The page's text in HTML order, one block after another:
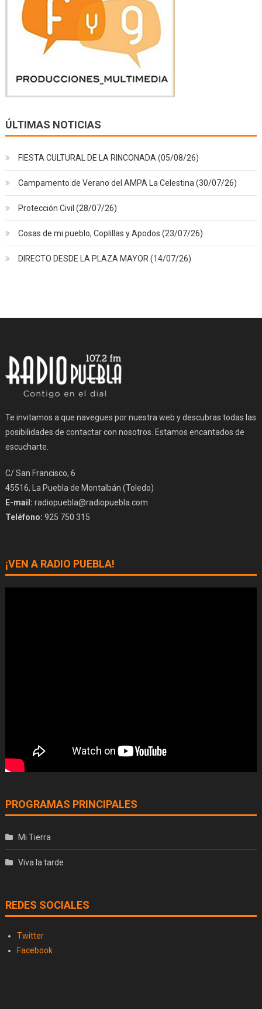
ÚLTIMAS NOTICIAS
FIESTA CULTURAL DE LA RINCONADA (05/08/26)
Campamento de Verano del AMPA La Celestina (30/07/26)
Protección Civil (28/07/26)
Cosas de mi pueblo, Coplillas y Apodos (23/07/26)
DIRECTO DESDE LA PLAZA MAYOR (14/07/26)
Te invitamos a que navegues por nuestra web y descubras todas las
posibilidades de contactar con nosotros. Estamos encantados de
escucharte.
C/ San Francisco, 6
45516, La Puebla de Montalbán (Toledo)
E-mail: radiopuebla@radiopuebla.com
Teléfono: 925 750 315
¡VEN A RADIO PUEBLA!
PROGRAMAS PRINCIPALES
Mi Tierra
Viva la tarde
REDES SOCIALES
Twitter
Facebook